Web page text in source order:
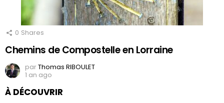
0 Shares
Chemins de Compostelle en Lorraine
parThomas RIBOULET
1 an ago
À DÉCOUVRIR